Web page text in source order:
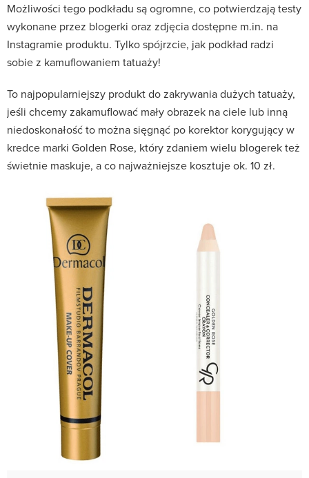
Możliwości tego podkładu są ogromne, co potwierdzają testy
wykonane przez blogerki oraz zdjęcia dostępne m.in. na
Instagramie produktu. Tylko spójrzcie, jak podkład radzi
sobie z kamuflowaniem tatuaży!
To najpopularniejszy produkt do zakrywania dużych tatuaży,
jeśli chcemy zakamuflować mały obrazek na ciele lub inną
niedoskonałość to można sięgnąć po korektor korygujący w
kredce marki Golden Rose, który zdaniem wielu blogerek też
świetnie maskuje, a co najważniejsze kosztuje ok. 10 zł.